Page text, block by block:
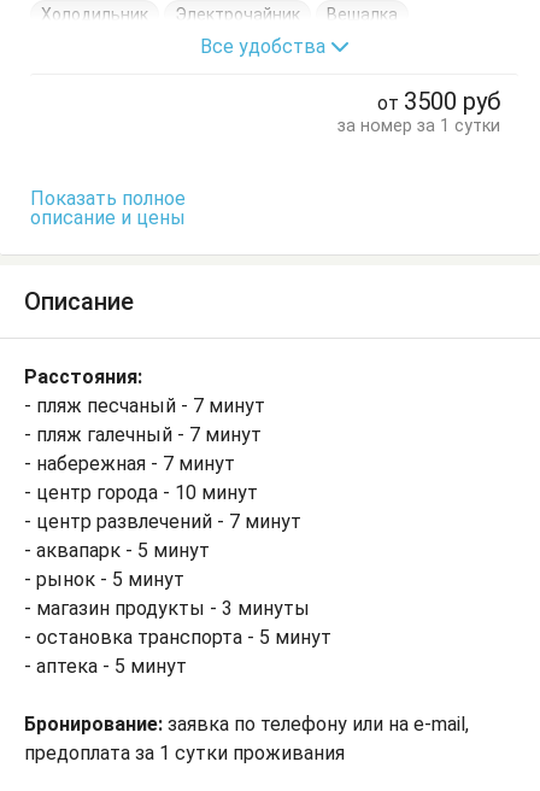
Холодильник
Электрочайник
Вешалка
Кровати односпальные
Кухонный стол
Все удобства
от 3500 руб
за номер за 1 сутки
Показать полное
описание и цены
Описание
Расстояния:
- пляж песчаный - 7 минут
- пляж галечный - 7 минут
- набережная - 7 минут
- центр города - 10 минут
- центр развлечений - 7 минут
- аквапарк - 5 минут
- рынок - 5 минут
- магазин продукты - 3 минуты
- остановка транспорта - 5 минут
- аптека - 5 минут
Бронирование: заявка по телефону или на e-mail,
предоплата за 1 сутки проживания